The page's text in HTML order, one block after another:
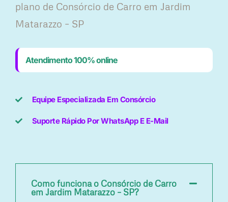
plano ​de Consórcio de Carro em Jardim
Matarazzo – SP
Atendimento 100% online
Equipe Especializada Em Consórcio
Suporte Rápido Por WhatsApp E E-Mail
Como funciona o Consórcio de Carro
em Jardim Matarazzo – SP?